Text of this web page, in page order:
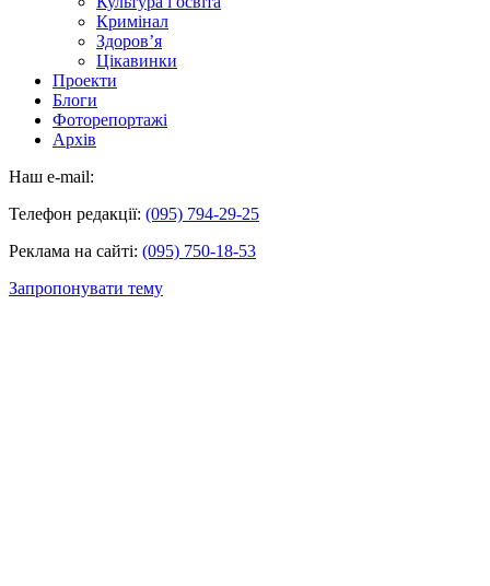
Кримінал
Здоров’я
Цікавинки
Проекти
Блоги
Фоторепортажі
Архів
Наш e-mail:
Телефон редакції: (095) 794-29-25
Реклама на сайті: (095) 750-18-53
Запропонувати тему